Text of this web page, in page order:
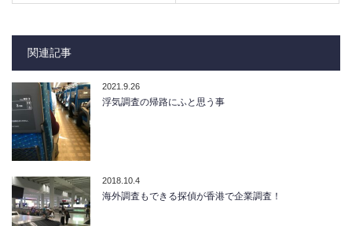
関連記事
2021.9.26
浮気調査の帰路にふと思う事
2018.10.4
海外調査もできる探偵が香港で企業調査！